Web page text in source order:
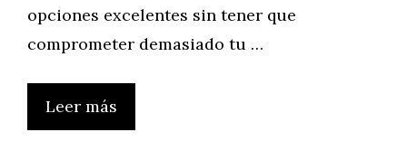
opciones excelentes sin tener que
comprometer demasiado tu …
Leer más